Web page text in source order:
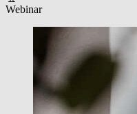
Webinar